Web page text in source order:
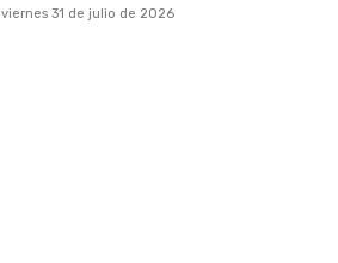
viernes 31 de julio de 2026